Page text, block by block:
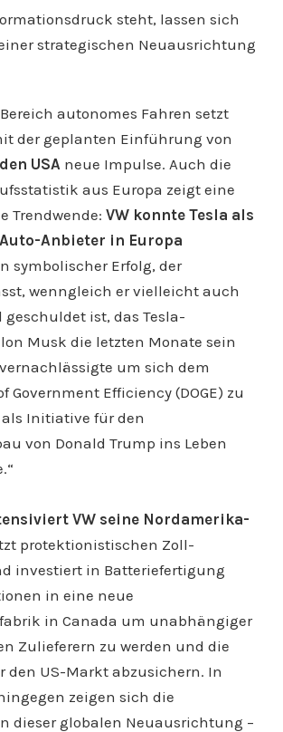
steht, lassen sich
strategischen Neuausrichtung
autonomes Fahren setzt
der geplanten Einführung von
USA neue Impulse. Auch die
aus Europa zeigt eine
Trendwende: VW konnte Tesla als
Anbieter in Europa
symbolischer Erfolg, der
wenngleich er vielleicht auch
ist, das Tesla-
Musk die letzten Monate sein
um sich dem
Government Efficiency (DOGE) zu
Initiative für den
von Donald Trump ins Leben
VW seine Nordamerika-
protektionistischen Zoll-
investiert in Batteriefertigung
in eine neue
in Canada um unabhängiger
Zulieferern zu werden und die
den US-Markt abzusichern. In
zeigen sich die
dieser globalen Neuausrichtung –